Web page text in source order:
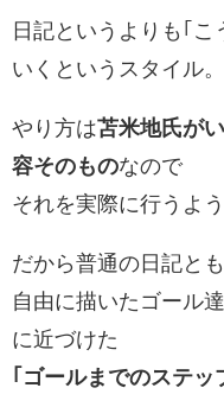
日記というよりも｢
いくというスタイル。
やり方は苫米地氏が
容そのものなので
それを実際に行うよ
だから普通の日記と
自由に描いたゴール
に近づけた
｢ゴールまでのステッ